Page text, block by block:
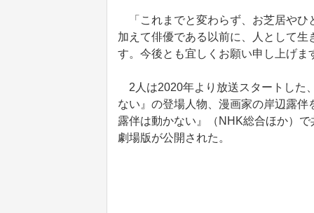
「これまでと変わらず、お芝居やひ
加えて俳優である以前に、人として
す。今後とも宜しくお願い申し上げ
2人は2020年より放送スタートした
ない』の登場人物、漫画家の岸辺露
露伴は動かない』（NHK総合ほか）
劇場版が公開された。